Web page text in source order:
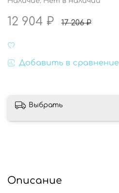
12 904 ₽ 17 206 ₽
Добавить в сравнение
Выбрать
Описание